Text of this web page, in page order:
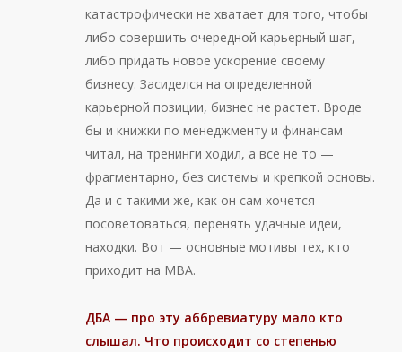
катастрофически не хватает для того, чтобы
либо совершить очередной карьерный шаг,
либо придать новое ускорение своему
бизнесу. Засиделся на определенной
карьерной позиции, бизнес не растет. Вроде
бы и книжки по менеджменту и финансам
читал, на тренинги ходил, а все не то —
фрагментарно, без системы и крепкой основы.
Да и с такими же, как он сам хочется
посоветоваться, перенять удачные идеи,
находки. Вот — основные мотивы тех, кто
приходит на МВА.
ДБА — про эту аббревиатуру мало кто
слышал. Что происходит со степенью